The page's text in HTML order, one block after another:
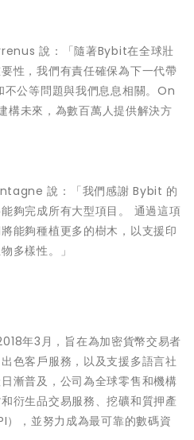
說：「隨著Bybit在全球壯
性，我們有責任確保為下一代帶
公等問題與我們息息相關。On
未來，為數百萬人提供解決方
說：「我們感謝 Bybit 的
夠完成所有大型項目。 通過這項
能夠種植更多的樹木，以支援印
多樣性。」
年3月，旨在為加密貨幣交易者
色客戶服務，以及支援多語言社
漸普及，公司為全球零售和機構
衍生品交易服務、挖礦和質押產
），並努力成為最可靠的數碼資